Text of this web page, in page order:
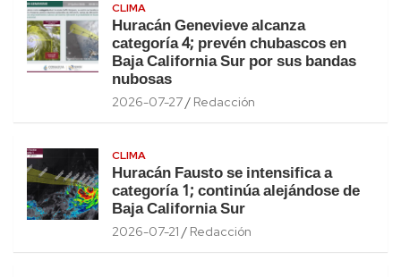
CLIMA
Huracán Genevieve alcanza
categoría 4; prevén chubascos en
Baja California Sur por sus bandas
nubosas
2026-07-27 Redacción
CLIMA
Huracán Fausto se intensifica a
categoría 1; continúa alejándose de
Baja California Sur
2026-07-21 Redacción